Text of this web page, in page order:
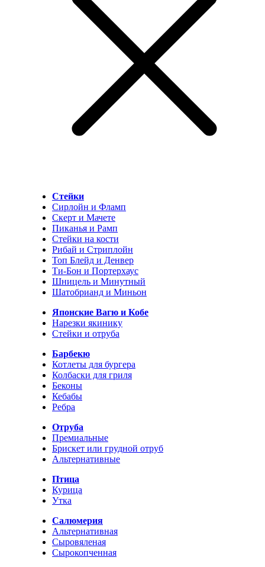
Стейки
Сирлойн и Фламп
Скерт и Мачете
Пиканья и Рамп
Стейки на кости
Рибай и Стриплойн
Топ Блейд и Денвер
Ти-Бон и Портерхаус
Шницель и Минутный
Шатобрианд и Миньон
Японские Вагю и Кобе
Нарезки якинику
Стейки и отруба
Барбекю
Котлеты для бургера
Колбаски для гриля
Беконы
Кебабы
Ребра
Отруба
Премиальные
Брискет или грудной отруб
Альтернативные
Птица
Курица
Утка
Салюмерия
Альтернативная
Сыровяленая
Сырокопченная